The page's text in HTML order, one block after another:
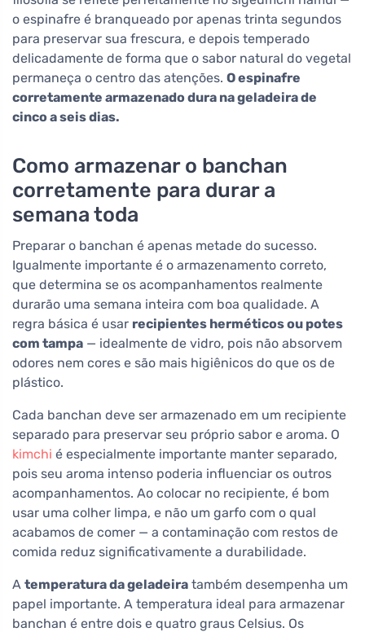
o espinafre é branqueado por apenas trinta segundos
para preservar sua frescura, e depois temperado
delicadamente de forma que o sabor natural do vegetal
permaneça o centro das atenções. O espinafre
corretamente armazenado dura na geladeira de
cinco a seis dias.
Como armazenar o banchan
corretamente para durar a
semana toda
Preparar o banchan é apenas metade do sucesso.
Igualmente importante é o armazenamento correto,
que determina se os acompanhamentos realmente
durarão uma semana inteira com boa qualidade. A
regra básica é usar recipientes herméticos ou potes
com tampa — idealmente de vidro, pois não absorvem
odores nem cores e são mais higiênicos do que os de
plástico.
Cada banchan deve ser armazenado em um recipiente
separado para preservar seu próprio sabor e aroma. O
kimchi é especialmente importante manter separado,
pois seu aroma intenso poderia influenciar os outros
acompanhamentos. Ao colocar no recipiente, é bom
usar uma colher limpa, e não um garfo com o qual
acabamos de comer — a contaminação com restos de
comida reduz significativamente a durabilidade.
A temperatura da geladeira também desempenha um
papel importante. A temperatura ideal para armazenar
banchan é entre dois e quatro graus Celsius. Os